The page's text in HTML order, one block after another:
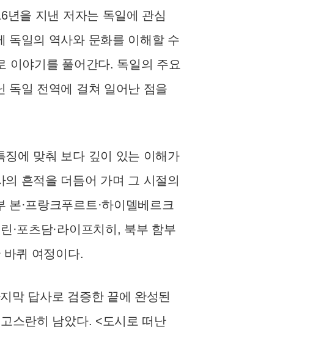
년을 지낸 저자는 독일에 관심
독일의 역사와 문화를 이해할 수
이야기를 풀어간다. 독일의 주요
독일 전역에 걸쳐 일어난 점을
에 맞춰 보다 깊이 있는 이해가
흔적을 더듬어 가며 그 시절의
·프랑크푸르트·하이델베르크
·포츠담·라이프치히, 북부 함부
퀴 여정이다.
막 답사로 검증한 끝에 완성된
스란히 남았다. <도시로 떠난